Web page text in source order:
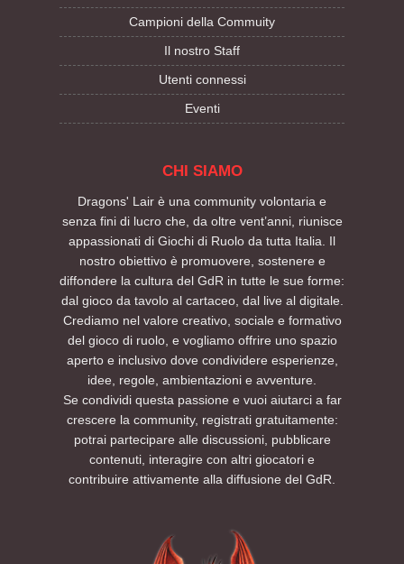
Campioni della Commuity
Il nostro Staff
Utenti connessi
Eventi
CHI SIAMO
Dragons' Lair è una community volontaria e
senza fini di lucro che, da oltre vent’anni, riunisce
appassionati di Giochi di Ruolo da tutta Italia. Il
nostro obiettivo è promuovere, sostenere e
diffondere la cultura del GdR in tutte le sue forme:
dal gioco da tavolo al cartaceo, dal live al digitale.
Crediamo nel valore creativo, sociale e formativo
del gioco di ruolo, e vogliamo offrire uno spazio
aperto e inclusivo dove condividere esperienze,
idee, regole, ambientazioni e avventure.
Se condividi questa passione e vuoi aiutarci a far
crescere la community, registrati gratuitamente:
potrai partecipare alle discussioni, pubblicare
contenuti, interagire con altri giocatori e
contribuire attivamente alla diffusione del GdR.